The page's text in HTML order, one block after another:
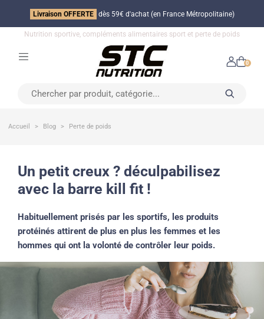
Livraison OFFERTE dès 59€ d'achat (en France Métropolitaine)
Nutrition sportive, compléments alimentaires sport et perte de poids
0
Accueil Blog Perte de poids
un petit creux ? déculpabilisez
avec la barre kill fit !
Habituellement prisés par les sportifs, les produits
protéinés attirent de plus en plus les femmes et les
hommes qui ont la volonté de contrôler leur poids.